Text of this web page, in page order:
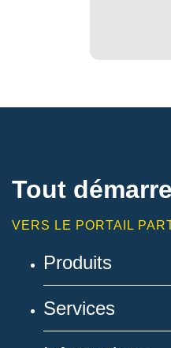
Tout
VERS LE PORTAIL
Produits
Services